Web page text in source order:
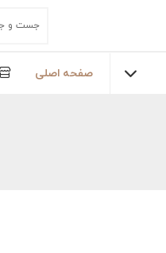
صفحه اصلی